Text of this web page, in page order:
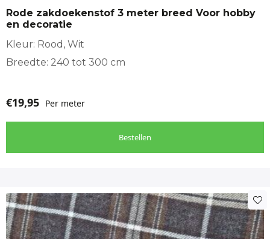
Rode zakdoekenstof 3 meter breed Voor hobby
en decoratie
Kleur: Rood, Wit
Breedte: 240 tot 300 cm
€19,95 Per meter
Bestellen